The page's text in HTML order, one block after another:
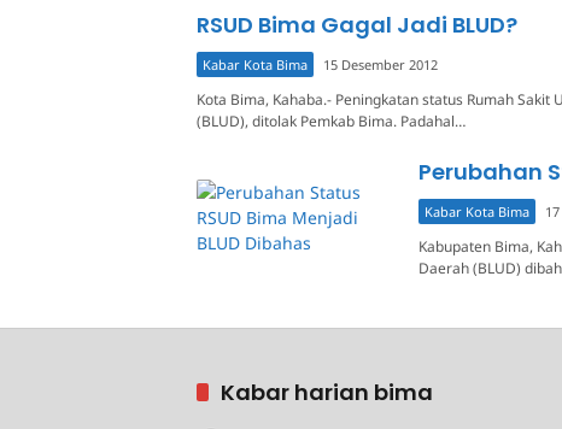
RSUD Bima Gagal Jadi BLUD?
Kabar Kota Bima 15 Desember 2012
Kota Bima, Kahaba.- Peningkatan status Rumah
(BLUD), ditolak Pemkab Bima. Padahal…
Perubahan
Kabar Kota Bima
Kabupaten Bima,
Daerah (BLUD)
Kabar harian bima